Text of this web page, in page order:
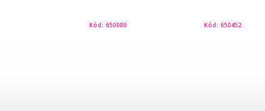
Kód: 650080 Kód: 650452